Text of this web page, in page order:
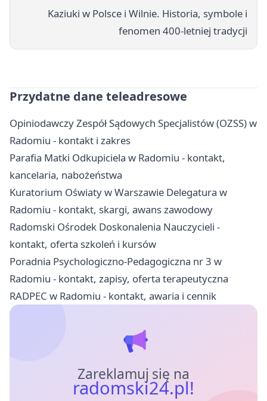
Kaziuki w Polsce i Wilnie. Historia, symbole i
fenomen 400-letniej tradycji
Przydatne dane teleadresowe
Opiniodawczy Zespół Sądowych Specjalistów (OZSS) w
Radomiu - kontakt i zakres
Parafia Matki Odkupiciela w Radomiu - kontakt,
kancelaria, nabożeństwa
Kuratorium Oświaty w Warszawie Delegatura w
Radomiu - kontakt, skargi, awans zawodowy
Radomski Ośrodek Doskonalenia Nauczycieli -
kontakt, oferta szkoleń i kursów
Poradnia Psychologiczno-Pedagogiczna nr 3 w
Radomiu - kontakt, zapisy, oferta terapeutyczna
RADPEC w Radomiu - kontakt, awaria i cennik
Zareklamuj się na
radomski24.pl!